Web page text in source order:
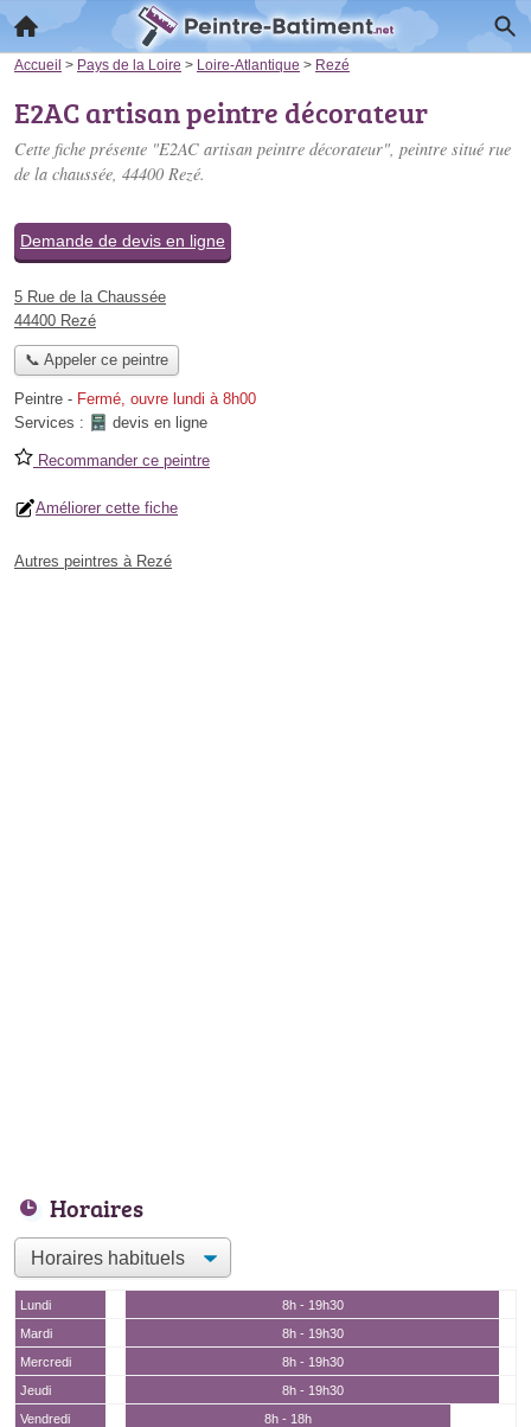
Accueil > Pays de la Loire > Loire-Atlantique > Rezé
E2AC artisan peintre décorateur
Cette fiche présente "E2AC artisan peintre décorateur", peintre situé rue
de la chaussée, 44400 Rezé.
Demande de devis en ligne
5 Rue de la Chaussée
44400 Rezé
📞 Appeler ce peintre
Peintre - Fermé, ouvre lundi à 8h00
Services :
devis en ligne
Recommander ce peintre
Améliorer cette fiche
Autres peintres à Rezé
Horaires
Lundi
8h - 19h30
Mardi
8h - 19h30
Mercredi
8h - 19h30
Jeudi
8h - 19h30
Vendredi
8h - 18h